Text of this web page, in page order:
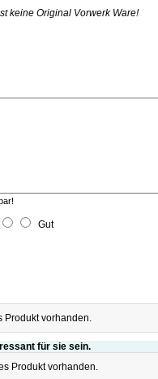
keine Original Vorwerk Ware!
Gut
vorhanden.
für sie sein.
Produkt vorhanden.